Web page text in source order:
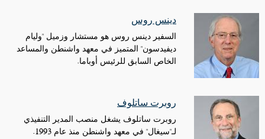
دينس روس
السفير دينس روس هو مستشار وزميل "وليام
ديفيدسون" المتميز في معهد واشنطن والمساعد
الخاص السابق للرئيس أوباما.
روبرت ساتلوف
روبرت ساتلوف يشغل منصب المدير التنفيذي
لـ"سيغال" في معهد واشنطن منذ عام 1993.